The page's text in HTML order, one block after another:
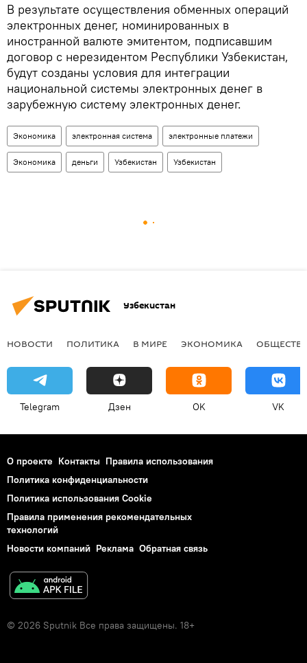
В результате осуществления обменных операций
электронных денег, номинированных в
иностранной валюте эмитентом, подписавшим
договор с нерезидентом Республики Узбекистан,
будут созданы условия для интеграции
национальной системы электронных денег в
зарубежную систему электронных денег.
Экономика электронная система электронные платежи
Экономика деньги Узбекистан Узбекистан
Узбекистан
НОВОСТИ ПОЛИТИКА В МИРЕ ЭКОНОМИКА
Telegram Дзен OK VK
О проекте Контакты Правила использования
Политика конфиденциальности
Политика использования Cookie
Правила применения рекомендательных
технологий
Новости компаний Реклама Обратная связь
© 2026 Sputnik Все права защищены. 18+